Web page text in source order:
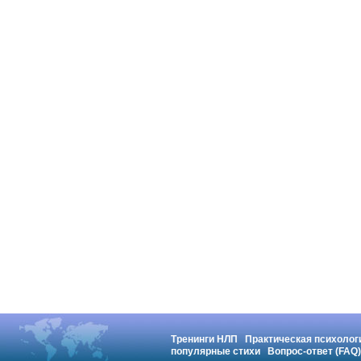
Тренинги НЛП
Практическая
популярные стихи
Вопрос-ответ (FAQ)